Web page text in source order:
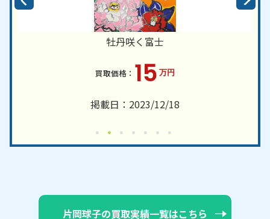
牡丹咲く富士
15 万円
掲載日：2023/12/18
片岡球子の買取実績一覧はこちら